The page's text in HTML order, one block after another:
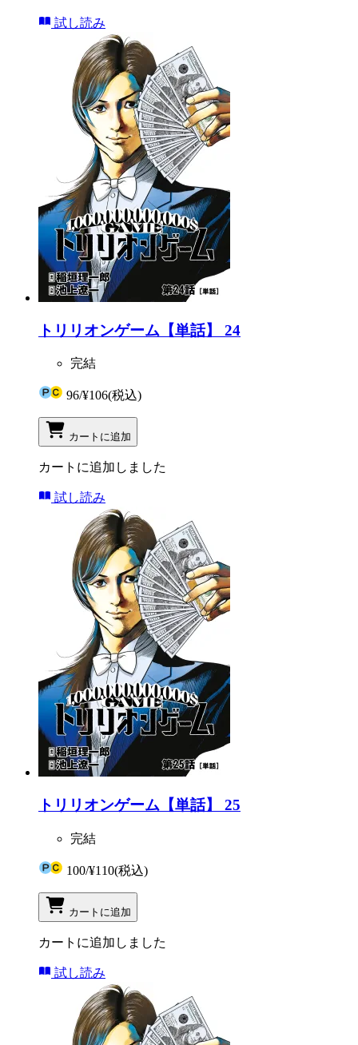
試し読み
トリリオンゲーム【単話】 24
完結
96/¥106(税込)
カートに追加
カートに追加しました
試し読み
トリリオンゲーム【単話】 25
完結
100/¥110(税込)
カートに追加
カートに追加しました
試し読み